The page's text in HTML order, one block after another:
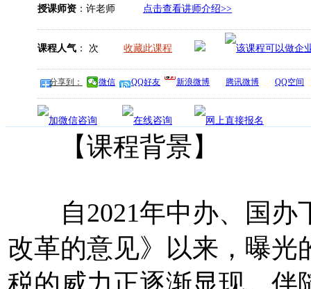
授课师资 ：许老师 点击查看讲师介绍>>
课程人气 ： 次 收藏此课程
分享到： 微信 QQ好友 新浪微博 腾讯微博 QQ空间
【课程背景】
自2021年中办、国办
改革的意见》以来，曝光